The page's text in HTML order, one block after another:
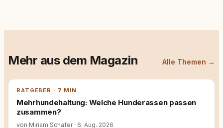
Mehr aus dem Magazin Alle Themen →
RATGEBER · 7 MIN
Mehrhundehaltung: Welche Hunderassen passen
zusammen?
von Miriam Schäfer · 6. Aug. 2026